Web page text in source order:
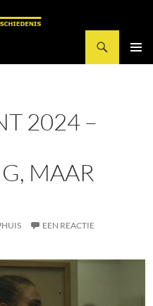
2024 –
MAAR
EEN REACTIE